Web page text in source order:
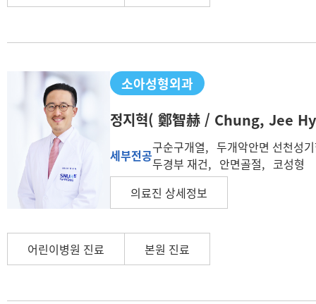
소아성형외과
정지혁( 鄭智赫 / Chung, Jee
세부전공구순구개열, 두개악안면 선천성
두경부 재건, 안면골절, 코성형
의료진 상세정보
어린이병원 진료 본원 진료